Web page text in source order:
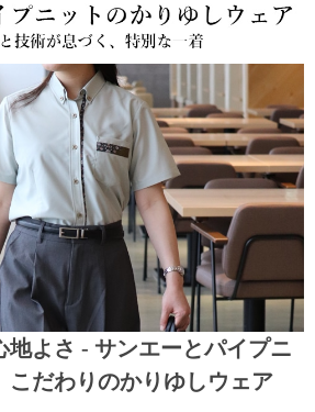
地よさ - サンエーとパイプニ
こだわりのかりゆしウェア